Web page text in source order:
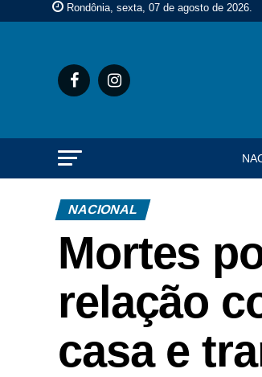
Rondônia, sexta, 07 de agosto de 2026.
NACIONAL
Mortes
relação
casa e